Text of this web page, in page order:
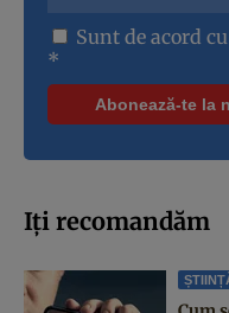
Sunt de acord cu
*
Iți recomandăm